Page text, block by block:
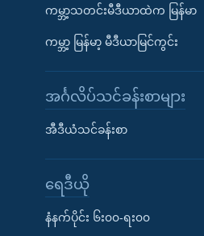
ကမ္ဘာ့သတင်းမီဒီယာထဲက မြန်မာ
ကမ္ဘာ့ မြန်မာ့ မီဒီယာမြင်ကွင်း
အင်္ဂလိပ်သင်ခန်းစာများ
အီဒီယံသင်ခန်းစာ
ရေဒီယို
နံနက်ပိုင်း ၆း၀၀-ရး၀၀